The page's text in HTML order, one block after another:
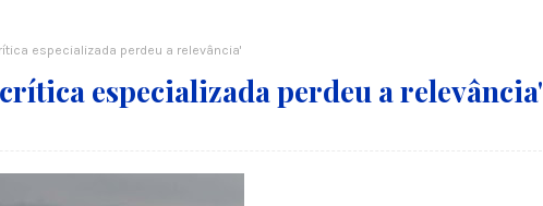
especializada perdeu a relevância'
especializada perdeu a relevância'